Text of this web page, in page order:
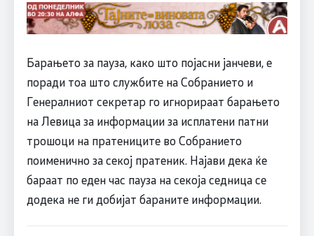
Барањето за пауза, како што појасни јанчеви, е
поради тоа што службите на Собранието и
Генералниот секретар го игнорираат барањето
на Левица за информации за исплатени патни
трошоци на пратениците во Собранието
поименично за секој пратеник. Најави дека ќе
бараат по еден час пауза на секоја седница се
додека не ги добијат бараните информации.